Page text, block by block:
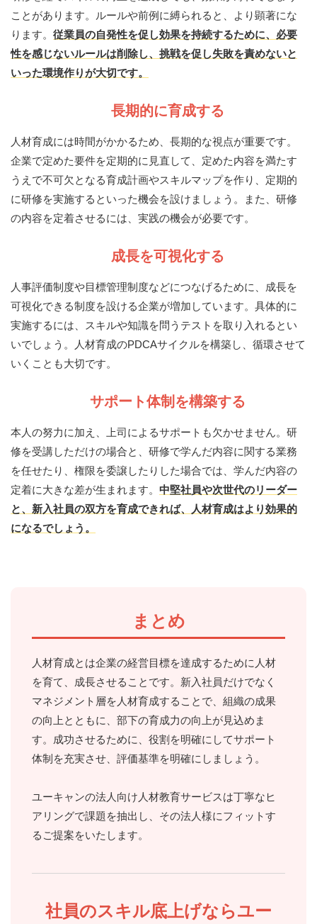
ことがあります。ルールや前例に縛られると、より顕著にな
ります。 従業員の自発性を促し効果を持続するために、必要
性を感じないルールは削除し、挑戦を促し失敗を責めないと
いった環境作りが大切です。
長期的に育成する
人材育成には時間がかかるため、長期的な視点が重要です。
企業で定めた要件を定期的に見直して、定めた内容を満たす
うえで不可欠となる育成計画やスキルマップを作り、定期的
に研修を実施するといった機会を設けましょう。また、研修
の内容を定着させるには、実践の機会が必要です。
成長を可視化する
人事評価制度や目標管理制度などにつなげるために、成長を
可視化できる制度を設ける企業が増加しています。具体的に
実施するには、スキルや知識を問うテストを取り入れるとい
いでしょう。人材育成のPDCAサイクルを構築し、循環させて
いくことも大切です。
サポート体制を構築する
本人の努力に加え、上司によるサポートも欠かせません。研
修を受講しただけの場合と、研修で学んだ内容に関する業務
を任せたり、権限を委譲したりした場合では、学んだ内容の
定着に大きな差が生まれます。 中堅社員や次世代のリーダー
と、新入社員の双方を育成できれば、人材育成はより効果的
になるでしょう。
まとめ
人材育成とは企業の経営目標を達成するために人材
を育て、成長させることです。新入社員だけでなく
マネジメント層を人材育成することで、組織の成果
の向上とともに、部下の育成力の向上が見込めま
す。成功させるために、役割を明確にしてサポート
体制を充実させ、評価基準を明確にしましょう。
ユーキャンの法人向け人材教育サービスは丁寧なヒ
アリングで課題を抽出し、その法人様にフィットす
るご提案をいたします。
社員のスキル底上げならユー